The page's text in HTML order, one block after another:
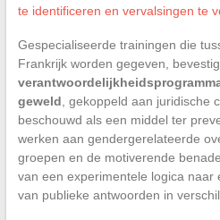
te identificeren en vervalsingen te
Gespecialiseerde trainingen die
Frankrijk worden gegeven,
geweld , gekoppeld aan juridische
beschouwd als een middel ter
werken aan gendergerelateerde
groepen en de motiverende
van een experimentele logica naar
van publieke antwoorden in